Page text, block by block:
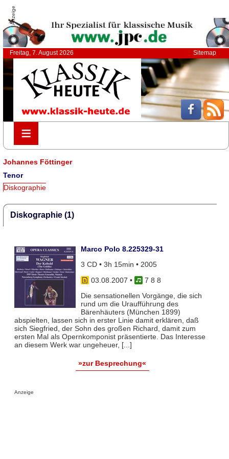
Anzeige
Freitag, 7. August 2026 Sitemap
≡
≡
Johannes Föttinger
Tenor
Diskographie
Diskographie (1)
Marco Polo 8.225329-31
3 CD • 3h 15min • 2005
03.08.2007 •
7 8 8
Die sensationellen Vorgänge, die sich
rund um die Uraufführung des
Bärenhäuters (München 1899)
abspielten, lassen sich in erster Linie damit erklären, daß
sich Siegfried, der Sohn des großen Richard, damit zum
ersten Mal als Opernkomponist präsentierte. Das Interesse
an diesem Werk war ungeheuer, [...]
»zur Besprechung«
Anzeige